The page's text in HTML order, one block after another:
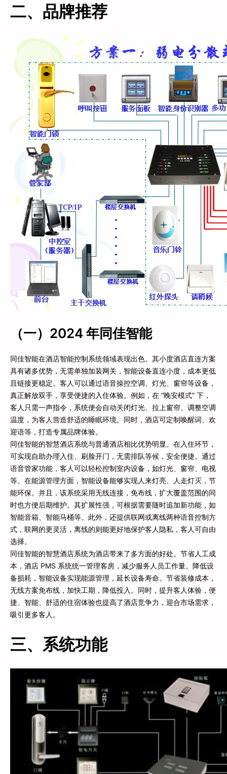
二、品牌推荐
（一）2024 年同佳智能
同佳智能在酒店智能控制系统领域表现出色。其小度酒店直连方案
具有诸多优势，无需单独加装网关，智能设备直连小度，成本更低
且链接更稳定。客人可以通过语音操控空调、灯光、窗帘等设备，
真正解放双手，享受便捷的入住体验。例如，在 “晚安模式” 下，
客人只需一声指令，系统便会自动关闭灯光、拉上窗帘、调整空调
温度，为客人营造舒适的睡眠环境。同时，酒店可定制唤醒词、欢
迎语等，打造专属品牌体验。
同佳智能的智慧酒店系统与普通酒店相比优势明显。在入住环节，
可实现自助办理入住、刷脸开门，无需排队等候，安全便捷。通过
语音管家功能，客人可以轻松控制室内设备，如灯光、窗帘、电视
等。在能源管理方面，智能设备能够实现人来灯亮、人走灯灭，节
能环保。并且，该系统采用无线连接，免布线，扩大覆盖范围的同
时也方便后期维护。其扩展性强，可根据需要随时追加新功能，如
智能音箱、智能马桶等。此外，还提供联网或离线两种语音控制方
式，联网的更灵活，离线的则能更好地保护客人隐私，客人可自由
选择。
同佳智能的智慧酒店系统为酒店带来了多方面的好处。节省人工成
本，酒店 PMS 系统统一管理客房，减少服务人员工作量。降低设
备损耗，智能设备实现能源管理，延长设备寿命。节省装修成本，
无线方案免布线，加快工期，降低投入。同时，提升客人体验，便
捷、智能、舒适的住宿体验也提高了酒店竞争力，迎合市场需求，
吸引更多客人。
三、系统功能